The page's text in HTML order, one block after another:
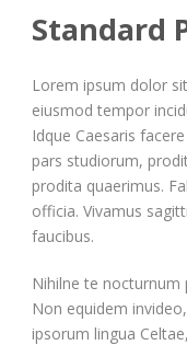
Standard
Lorem ipsum dolor
eiusmod tempor
Idque Caesaris
pars studiorum,
prodita quaerimus.
officia. Vivamus
faucibus.
Nihilne te nocturnum
Non equidem
ipsorum lingua